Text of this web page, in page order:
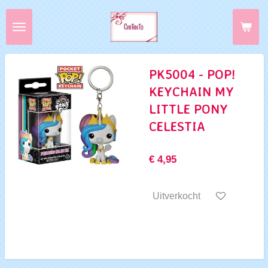
Ga
direct
de
PK5004 - POP!
KEYCHAIN MY
LITTLE PONY
CELESTIA
€ 4,95
Uitverkocht